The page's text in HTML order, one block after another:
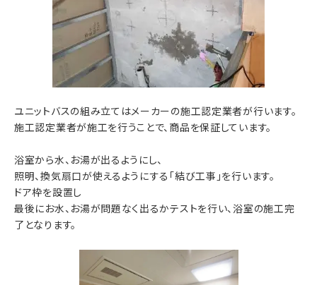
ユニットバスの組み立てはメーカーの施工認定業者が行います。
施工認定業者が施工を行うことで、商品を保証しています。
浴室から水、お湯が出るようにし、
照明、換気扇口が使えるようにする「結び工事」を行います。
ドア枠を設置し
最後にお水、お湯が問題なく出るかテストを行い、浴室の施工完
了となります。